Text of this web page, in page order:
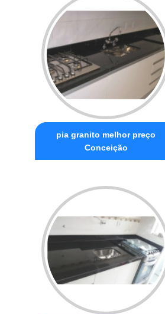
pia granito melhor preço
Conceição